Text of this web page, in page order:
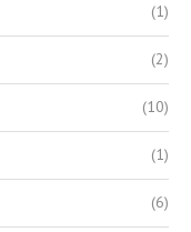
(1)
(2)
(10)
(1)
(6)